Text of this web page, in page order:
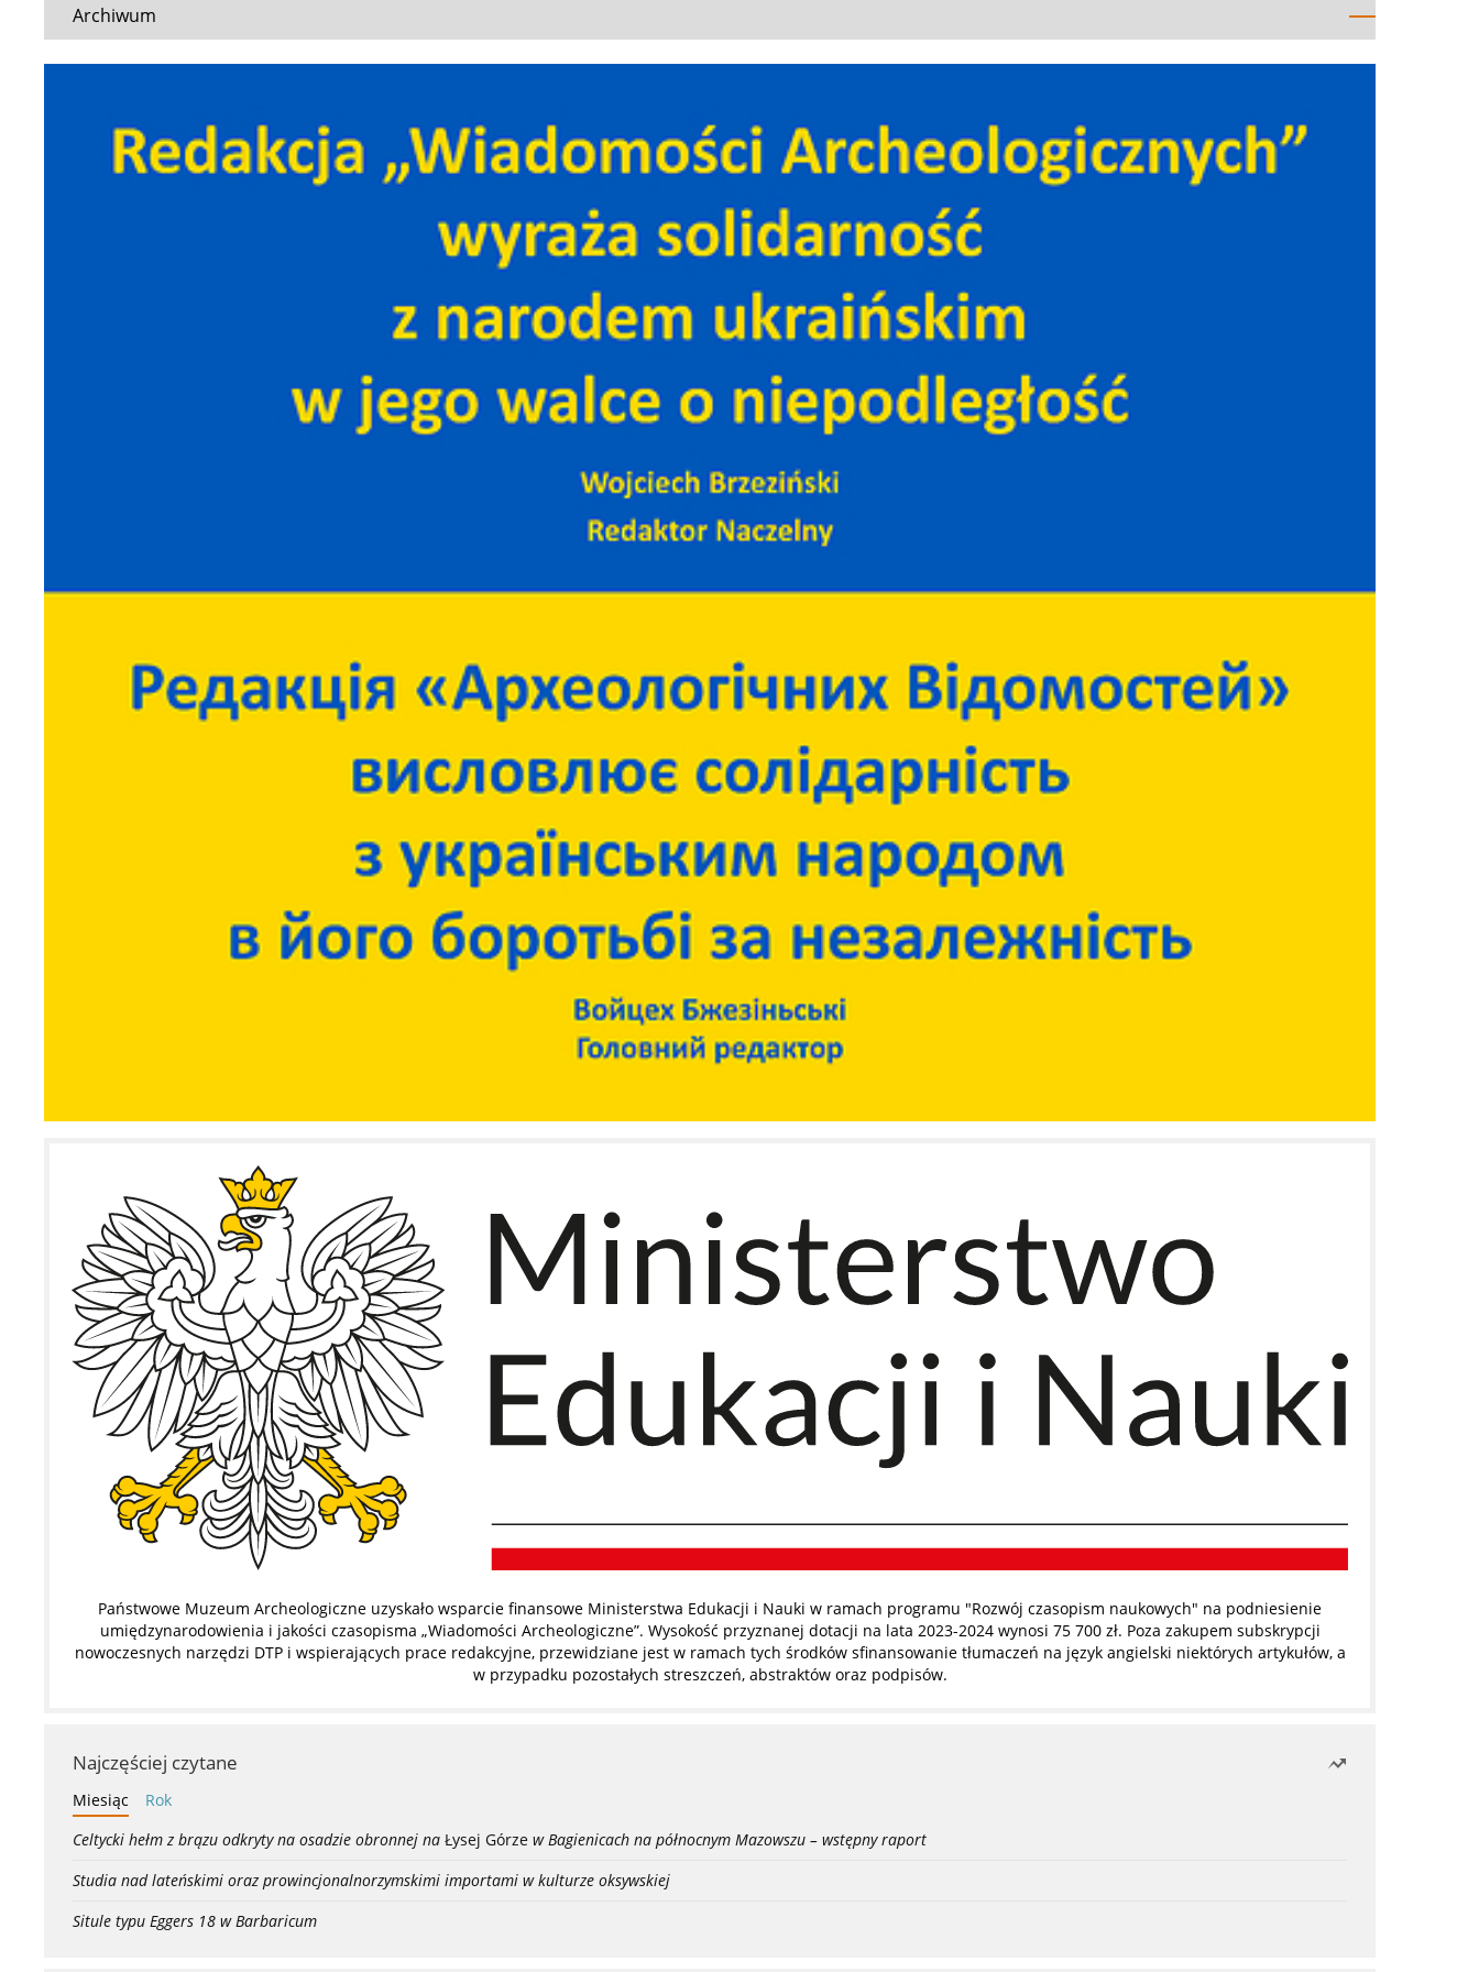
Archiwum
Państwowe Muzeum Archeologiczne uzyskało wsparcie finansowe Ministerstwa Edukacji i Nauki w ramach programu "Rozwój czasopism naukowych" na podniesienie
umiędzynarodowienia i jakości czasopisma „Wiadomości Archeologiczne”. Wysokość przyznanej dotacji na lata 2023-2024 wynosi 75 700 zł. Poza zakupem subskrypcji
nowoczesnych narzędzi DTP i wspierających prace redakcyjne, przewidziane jest w ramach tych środków sfinansowanie tłumaczeń na język angielski niektórych artykułów, a
w przypadku pozostałych streszczeń, abstraktów oraz podpisów.
Najczęściej czytane
Miesiąc
Rok
Celtycki hełm z brązu odkryty na osadzie obronnej na Łysej Górze w Bagienicach na północnym Mazowszu – wstępny raport
Studia nad lateńskimi oraz prowincjonalnorzymskimi importami w kulturze oksywskiej
Situle typu Eggers 18 w Barbaricum